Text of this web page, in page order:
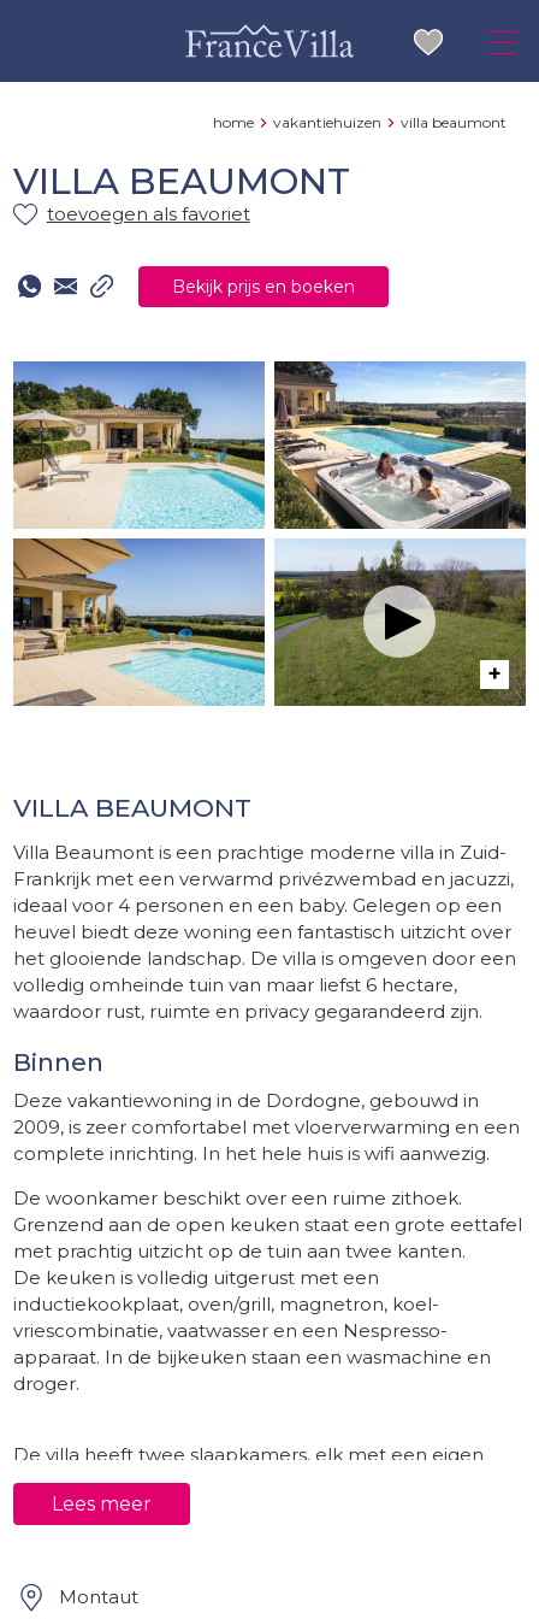
home vakantiehuizen villa beaumont
VILLA BEAUMONT
toevoegen als favoriet
Bekijk prijs en boeken
VILLA BEAUMONT
Villa Beaumont is een prachtige moderne villa in Zuid-
Frankrijk met een verwarmd privézwembad en jacuzzi,
ideaal voor 4 personen en een baby. Gelegen op een
heuvel biedt deze woning een fantastisch uitzicht over
het glooiende landschap. De villa is omgeven door een
volledig omheinde tuin van maar liefst 6 hectare,
waardoor rust, ruimte en privacy gegarandeerd zijn.
Binnen
Deze vakantiewoning in de Dordogne, gebouwd in
2009, is zeer comfortabel met vloerverwarming en een
complete inrichting. In het hele huis is wifi aanwezig.
De woonkamer beschikt over een ruime zithoek.
Grenzend aan de open keuken staat een grote eettafel
met prachtig uitzicht op de tuin aan twee kanten.
De keuken is volledig uitgerust met een
inductiekookplaat, oven/grill, magnetron, koel-
vriescombinatie, vaatwasser en een Nespresso-
apparaat. In de bijkeuken staan een wasmachine en
droger.
De villa heeft twee slaapkamers, elk met een eigen
badkamer en toilet:
De master bedroom (16 m²) heeft een
dubbele wastafels, douche en toilet.
Lees meer
Montaut